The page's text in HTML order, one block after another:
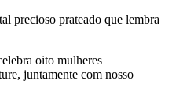
precioso prateado que lembra
oito mulheres
juntamente com nosso